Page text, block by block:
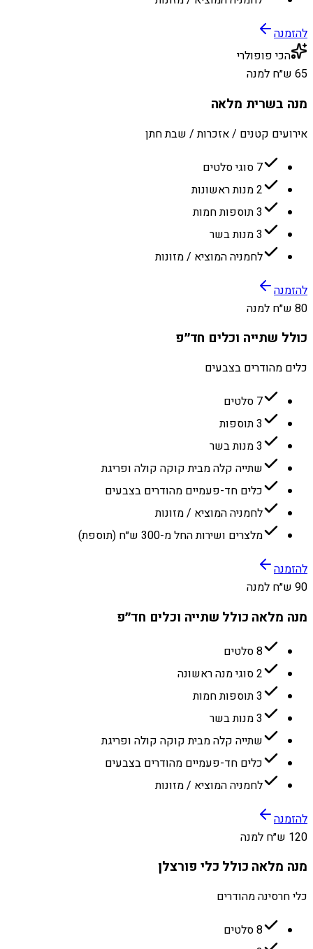
להזמנה
הכי פופולרי
65 ש״ח למנה
מנה בשרית מלאה
אירועים קטנים / אזכרות / שבת חתן
7 סוגי סלטים
2 מנות ראשונות
3 תוספות חמות
3 מנות בשר
לחמניה המוציא / מזונות
להזמנה
80 ש״ח למנה
כולל שתייה וכלים חד״פ
כלים מהודרים בצבעים
7 סלטים
3 תוספות
3 מנות בשר
שתייה קלה מבית קוקה קולה ופריגת
כלים חד-פעמיים מהודרים בצבעים
לחמניה המוציא / מזונות
מלצרים ושירות החל מ-300 ש״ח (תוספת)
להזמנה
90 ש״ח למנה
מנה מלאה כולל שתייה וכלים חד״פ
8 סלטים
2 סוגי מנה ראשונה
3 תוספות חמות
3 מנות בשר
שתייה קלה מבית קוקה קולה ופריגת
כלים חד-פעמיים מהודרים בצבעים
לחמניה המוציא / מזונות
להזמנה
120 ש״ח למנה
מנה מלאה כולל כלי פורצלן
כלי חרסינה מהודרים
8 סלטים